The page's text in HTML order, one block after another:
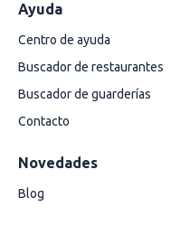
Ayuda
Centro de ayuda
Buscador de restaurantes
Buscador de guarderías
Contacto
Novedades
Blog